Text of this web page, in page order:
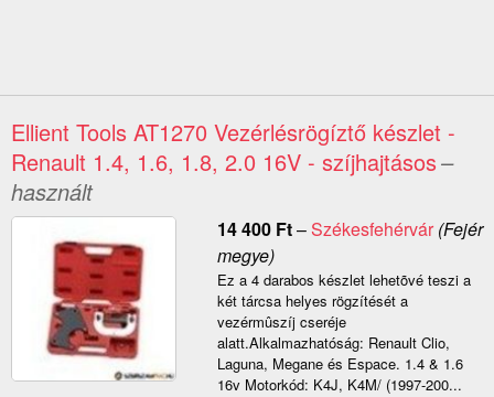
Ellient Tools AT1270 Vezérlésrögíztő készlet -
Renault 1.4, 1.6, 1.8, 2.0 16V - szíjhajtásos–
használt
14 400 Ft–Székesfehérvár(Fejér
megye)
Ez a 4 darabos készlet lehetõvé teszi a
két tárcsa helyes rögzítését a
vezérmûszíj cseréje
alatt.Alkalmazhatóság: Renault Clio,
Laguna, Megane és Espace. 1.4 & 1.6
16v Motorkód: K4J, K4M/ (1997-200...